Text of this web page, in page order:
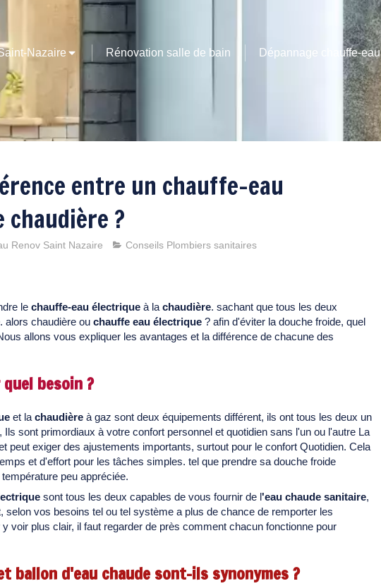
Nazaire Rénovation salle de bain Dépannage chauffe-eau
entre un chauffe-eau
?
Renov Saint Nazaire Conseils Plombiers sanitaires
le chauffe-eau électrique à la chaudière. sachant que tous les deux
alors chaudière ou chauffe eau électrique ? afin d'éviter la douche froide, quel
allons vous expliquer les avantages et la différence de chacune des
besoin ?
et la chaudière à gaz sont deux équipements différent, ils ont tous les deux un
sont primordiaux à votre confort personnel et quotidien sans l'un ou l'autre La
peut exiger des ajustements importants, surtout pour le confort Quotidien. Cela
et d'effort pour les tâches simples. tel que prendre sa douche froide
peu appréciée.
sont tous les deux capables de vous fournir de l'eau chaude sanitaire,
selon vos besoins tel ou tel système a plus de chance de remporter les
voir plus clair, il faut regarder de près comment chacun fonctionne pour
ballon d'eau chaude sont-ils synonymes ?